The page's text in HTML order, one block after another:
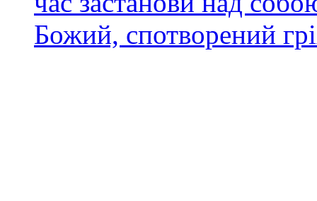
Божий, спотворений